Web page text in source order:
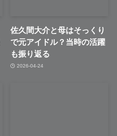
佐久間大介と母はそっくり
で元アイドル？当時の活躍
も振り返る
2026-04-24